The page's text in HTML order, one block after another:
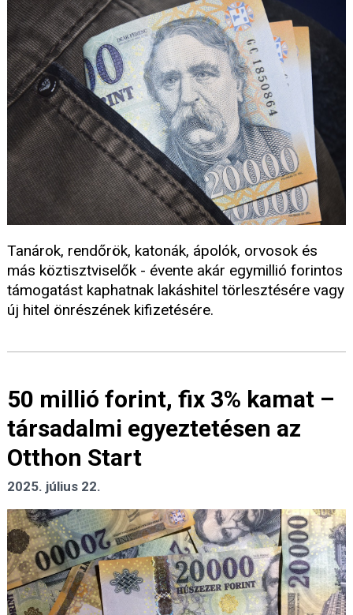
Tanárok, rendőrök, katonák, ápolók, orvosok és
más köztisztviselők - évente akár egymillió forintos
támogatást kaphatnak lakáshitel törlesztésére vagy
új hitel önrészének kifizetésére.
50 millió forint, fix 3% kamat –
társadalmi egyeztetésen az
Otthon Start
2025. július 22.